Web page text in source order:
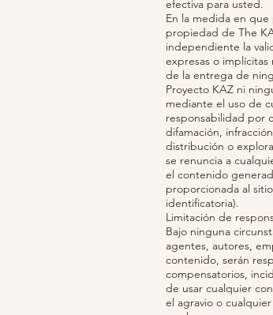
efectiva para usted.
En la medida en
propiedad de The
independiente la
expresas o
de la entrega de
Proyecto KAZ ni
mediante el uso de
responsabilidad por
difamación,
distribución o
se renuncia a
el contenido
proporcionada al
identificatoria).
Limitación de
Bajo ninguna
agentes, autores,
contenido, serán
compensatorios,
de usar cualquier
el agravio o